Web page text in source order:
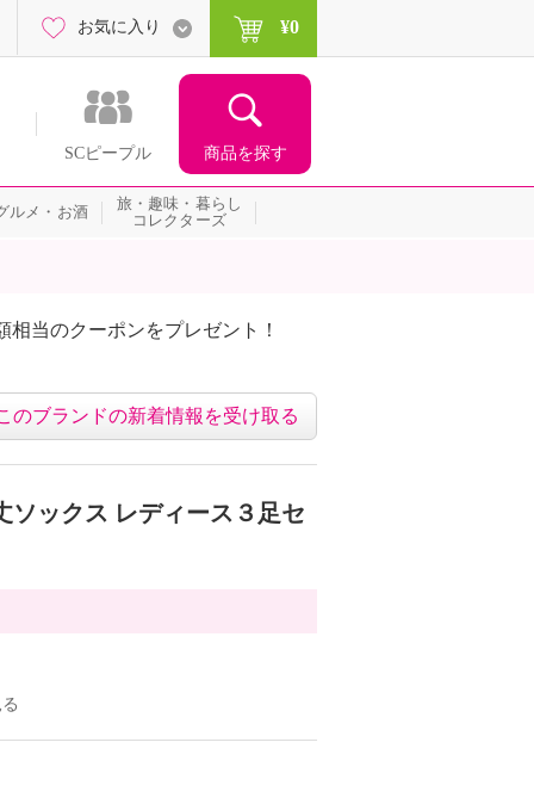
SCピープル 商品を探す
お気に入り ¥0
ルメ・お酒
旅・趣味・暮らし
コレクターズ
当のクーポンをプレゼント！
のブランドの新着情報を受け取る
ソックス レディース３足セ